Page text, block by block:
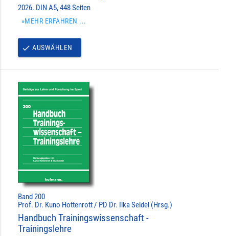
2026. DIN A5, 448 Seiten
»MEHR ERFAHREN ...
done AUSWÄHLEN
Band 200
Prof. Dr. Kuno Hottenrott / PD Dr. Ilka Seidel (Hrsg.)
Handbuch Trainingswissenschaft -
Trainingslehre